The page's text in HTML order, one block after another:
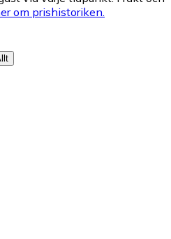
om prishistoriken.